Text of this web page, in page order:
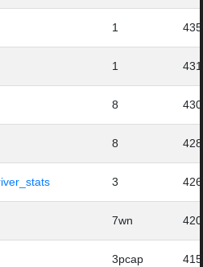
1 435
1 431
8 430
8 428
3 426
7wn 420
3pcap 415